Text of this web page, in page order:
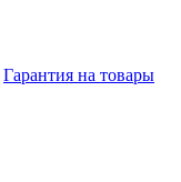
Гарантия на товары